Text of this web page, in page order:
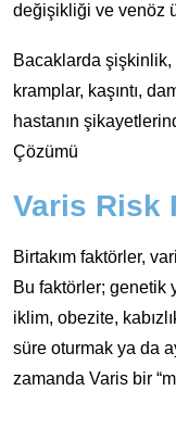
değişikliği ve venöz
Bacaklarda şişkinlik,
kramplar, kaşıntı,
hastanın
Çözümü
Varis Risk
Birtakım faktörler,
Bu faktörler; genetik
iklim, obezite,
süre oturmak ya da
zamanda Varis bir